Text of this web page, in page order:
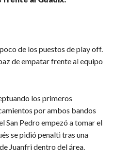
de los puestos de play off.
de empatar frente al equipo
los primeros
por ambos bandos
San Pedro empezó a tomar el
se pidió penalti tras una
Juanfri dentro del área.